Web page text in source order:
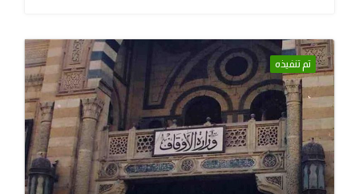
تم تنفيذه